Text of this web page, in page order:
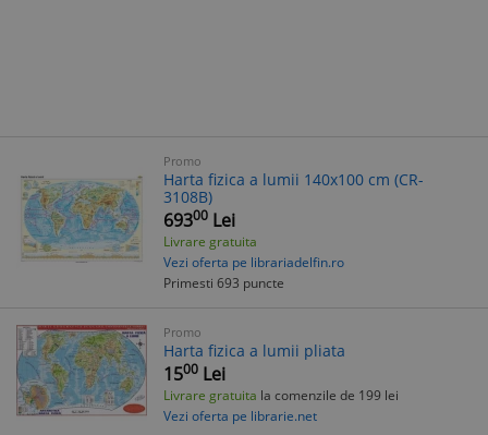
Promo
Harta fizica a lumii 140x100 cm (CR-
3108B)
69300 Lei
Livrare gratuita
Vezi oferta pe librariadelfin.ro
Primesti 693 puncte
Promo
Harta fizica a lumii pliata
1500 Lei
Livrare gratuita la comenzile de 199 lei
Vezi oferta pe librarie.net